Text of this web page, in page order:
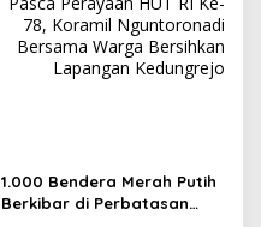
78, Koramil Nguntoronadi
Bersama Warga Bersihkan
Lapangan Kedungrejo
1.000 Bendera Merah Putih
Berkibar di Perbatasan